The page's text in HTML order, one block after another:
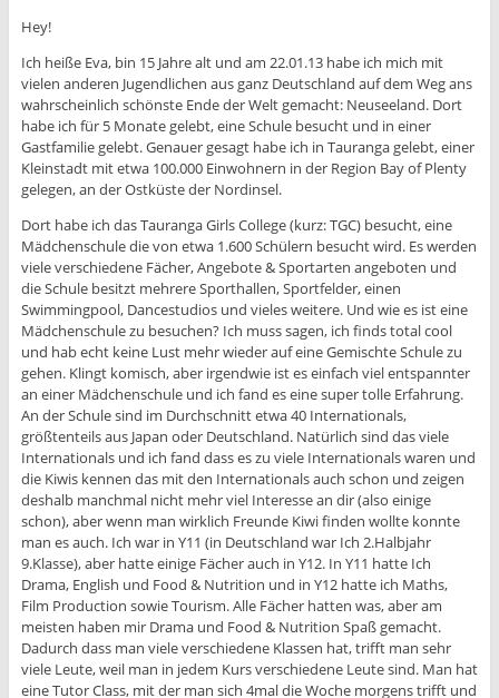
Hey!
Ich heiße Eva, bin 15 Jahre alt und am 22.01.13 habe ich mich mit
vielen anderen Jugendlichen aus ganz Deutschland auf dem Weg ans
wahrscheinlich schönste Ende der Welt gemacht: Neuseeland. Dort
habe ich für 5 Monate gelebt, eine Schule besucht und in einer
Gastfamilie gelebt. Genauer gesagt habe ich in Tauranga gelebt, einer
Kleinstadt mit etwa 100.000 Einwohnern in der Region Bay of Plenty
gelegen, an der Ostküste der Nordinsel.
Dort habe ich das Tauranga Girls College (kurz: TGC) besucht, eine
Mädchenschule die von etwa 1.600 Schülern besucht wird. Es werden
viele verschiedene Fächer, Angebote & Sportarten angeboten und
die Schule besitzt mehrere Sporthallen, Sportfelder, einen
Swimmingpool, Dancestudios und vieles weitere. Und wie es ist eine
Mädchenschule zu besuchen? Ich muss sagen, ich finds total cool
und hab echt keine Lust mehr wieder auf eine Gemischte Schule zu
gehen. Klingt komisch, aber irgendwie ist es einfach viel entspannter
an einer Mädchenschule und ich fand es eine super tolle Erfahrung.
An der Schule sind im Durchschnitt etwa 40 Internationals,
größtenteils aus Japan oder Deutschland. Natürlich sind das viele
Internationals und ich fand dass es zu viele Internationals waren und
die Kiwis kennen das mit den Internationals auch schon und zeigen
deshalb manchmal nicht mehr viel Interesse an dir (also einige
schon), aber wenn man wirklich Freunde Kiwi finden wollte konnte
man es auch. Ich war in Y11 (in Deutschland war Ich 2.Halbjahr
9.Klasse), aber hatte einige Fächer auch in Y12. In Y11 hatte Ich
Drama, English und Food & Nutrition und in Y12 hatte ich Maths,
Film Production sowie Tourism. Alle Fächer hatten was, aber am
meisten haben mir Drama und Food & Nutrition Spaß gemacht.
Dadurch dass man viele verschiedene Klassen hat, trifft man sehr
viele Leute, weil man in jedem Kurs verschiedene Leute sind. Man hat
eine Tutor Class, mit der man sich 4mal die Woche morgens trifft und